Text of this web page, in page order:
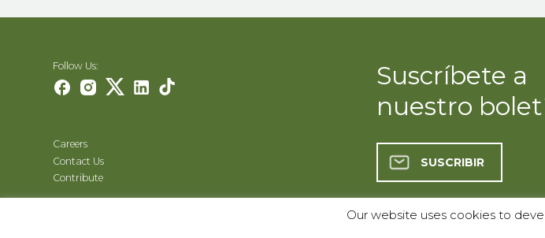
Follow Us:
Careers
Contact Us
Contribute
Suscríbete a
nuestro
SUSCRIBIR
Our website uses cookies to